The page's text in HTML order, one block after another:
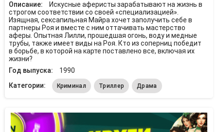
Описание:
Искусные аферисты зарабатывают на жизнь в
строгом соответствии со своей «специализацией».
Изящная, сексапильная Майра хочет заполучить себе в
партнеры Роя и вместе с ним оттачивать мастерство
аферы. Опытная Лилли, прошедшая огонь, воду и медные
трубы, также имеет виды на Роя. Кто из соперниц победит
в борьбе, в которой на карте поставлено все, включая их
жизни?
Год выпуска:
1990
Категории:
Криминал Триллер Драма